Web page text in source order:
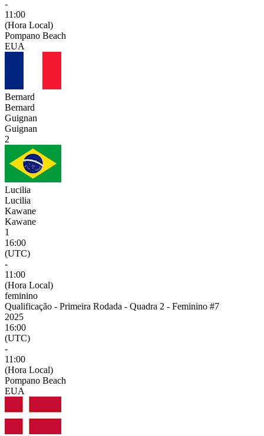
-
11:00
(Hora Local)
Pompano Beach
EUA
Bernard
Bernard
Guignan
Guignan
2
Lucilia
Lucilia
Kawane
Kawane
1
16:00
(UTC)
-
11:00
(Hora Local)
feminino
Qualificação - Primeira Rodada - Quadra 2 - Feminino #7
2025
16:00
(UTC)
-
11:00
(Hora Local)
Pompano Beach
EUA